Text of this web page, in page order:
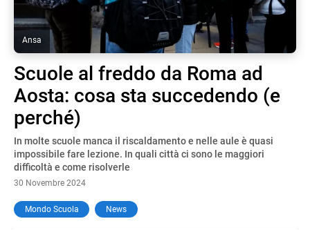
Ansa
Scuole al freddo da Roma ad
Aosta: cosa sta succedendo (e
perché)
In molte scuole manca il riscaldamento e nelle aule è quasi
impossibile fare lezione. In quali città ci sono le maggiori
difficoltà e come risolverle
30 Novembre 2024
Mondo Scuola News